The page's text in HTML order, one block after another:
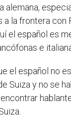
alemana,
la frontera con
el español es
e
el español no
Suiza y no se